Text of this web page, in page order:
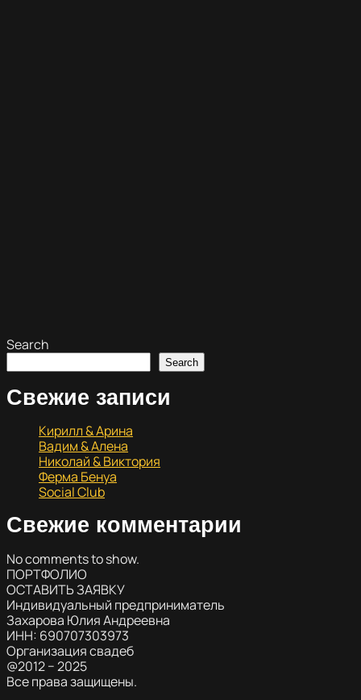
Search
Search
Свежие записи
Кирилл & Арина
Вадим & Алена
Николай & Виктория
Ферма Бенуа
Social Club
Свежие комментарии
No comments to show.
ПОРТФОЛИО
ОСТАВИТЬ ЗАЯВКУ
Индивидуальный предприниматель
Захарова Юлия Андреевна
ИНН: 690707303973
Организация свадеб
@2012 − 2025
Все права защищены.